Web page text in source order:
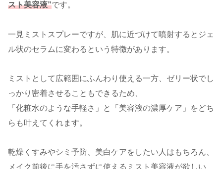
スト美容液”です。
一見ミストスプレーですが、肌に近づけて噴射するとジェ
ル状のセラムに変わるという特徴があります。
ミストとして広範囲にふんわり使える一方、ゼリー状でし
っかり密着させることもできるため、
「化粧水のような手軽さ」と「美容液の濃厚ケア」をどち
らも叶えてくれます。
乾燥くすみやシミ予防、美白ケアをしたい人はもちろん、
メイク前後に手を汚さずに使えるミスト美容液が欲しい